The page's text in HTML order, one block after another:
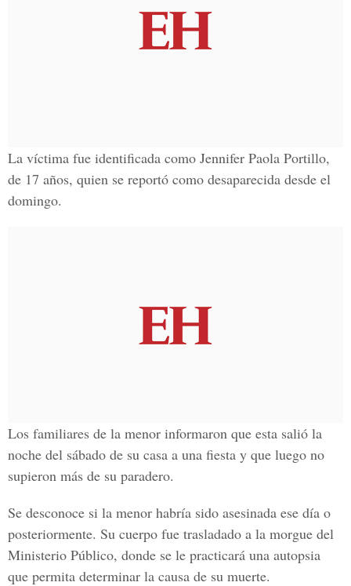
La víctima fue identificada como Jennifer Paola Portillo,
de 17 años, quien se reportó como desaparecida desde el
domingo.
Los familiares de la menor informaron que esta salió la
noche del sábado de su casa a una fiesta y que luego no
supieron más de su paradero.
Se desconoce si la menor habría sido asesinada ese día o
posteriormente. Su cuerpo fue trasladado a la morgue del
Ministerio Público, donde se le practicará una autopsia
que permita determinar la causa de su muerte.